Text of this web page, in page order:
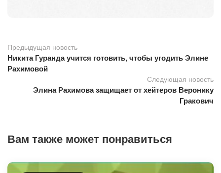
Предыдущая новость
Никита Гуранда учится готовить, чтобы угодить Элине
Рахимовой
Следующая новость
Элина Рахимова защищает от хейтеров Веронику
Гракович
Вам также может понравиться